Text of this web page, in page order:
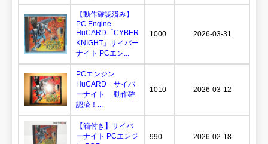
【動作確認済み】
PC Engine
HuCARD「CYBER
KNIGHT」サイバー
ナイト PCエン...
1000 2026-03-31
PCエンジン
HuCARD サイバ
ーナイト 動作確
認済！...
1010 2026-03-12
【箱付き】サイバ
ーナイト PCエンジ
990 2026-02-18